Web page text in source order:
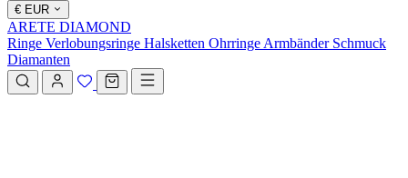
€ EUR
ARETE DIAMOND
Ringe Verlobungsringe Halsketten Ohrringe Armbänder Schmuck
Diamanten